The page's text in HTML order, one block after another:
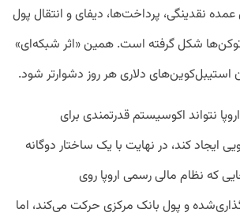
نقدینگی، پرداخت‌ها، دیفای و انتقال پول
شکل گرفته است. همین «اثر شبکه‌ای»
استیبل‌کوین‌های دلاری هر روز دشوارتر شود.
نتواند اکوسیستم قدرتمندی برای
ایجاد کند، در نهایت با یک ساختار دوگانه
که نظام مالی رسمی اروپا روی
و پول بانک مرکزی حرکت می‌کند، اما